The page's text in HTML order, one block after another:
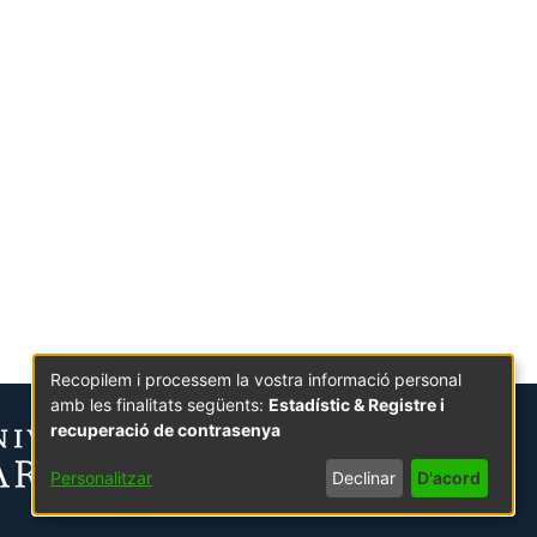
Recopilem i processem la vostra informació personal
amb les finalitats següents: Estadístic & Registre i
recuperació de contrasenya
Personalitzar Declinar D'acord